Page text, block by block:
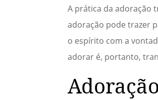
A prática da adoração
adoração pode trazer
o espírito com a
adorar é, portanto,